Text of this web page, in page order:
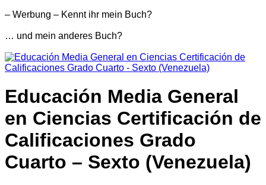
– Werbung – Kennt ihr mein Buch?
… und mein anderes Buch?
Educación Media General
en Ciencias Certificación de
Calificaciones Grado
Cuarto – Sexto (Venezuela)